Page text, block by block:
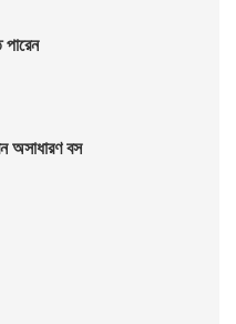
অসাধারণ বস